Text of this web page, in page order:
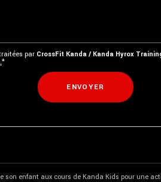
par CrossFit Kanda / Kanda Hyrox
*
son enfant aux cours de Kanda Kids pour une